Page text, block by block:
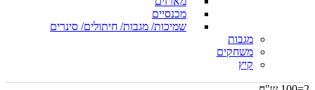
מכנסיים
שמיכות/ מגבות/ חיתולים/ סינרים
מגבות
משחקים
קיץ